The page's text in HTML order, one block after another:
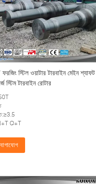
স্টিল ওয়াটার টারবাইন মেইন শ্যাফট
স্টিম টারবাইন রোটার
Q+T